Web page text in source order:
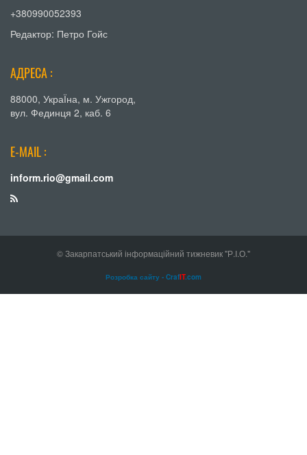
+380990052393
Редактор: Петро Гойс
АДРЕСА :
88000, УкраЇна, м. Ужгород,
вул. Фединця 2, каб. 6
E-MAIL :
inform.rio@gmail.com
© Закарпатський інформаційний тижневик "Р.І.О."
Розробка сайту - CrafIT.com